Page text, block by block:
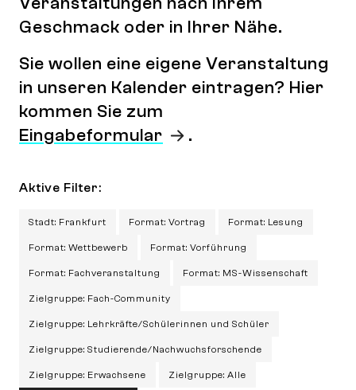
Geschmack oder in Ihrer Nähe.
Sie wollen eine eigene Veranstaltung
in unseren Kalender eintragen? Hier
kommen Sie zum
Eingabeformular
.
Aktive Filter:
Stadt: Frankfurt Format: Vortrag Format: Lesung
Format: Wettbewerb Format: Vorführung
Format: Fachveranstaltung Format: MS-Wissenschaft
Zielgruppe: Fach-Community
Zielgruppe: Lehrkräfte/Schülerinnen und Schüler
Zielgruppe: Studierende/Nachwuchsforschende
Zielgruppe: Erwachsene Zielgruppe: Alle